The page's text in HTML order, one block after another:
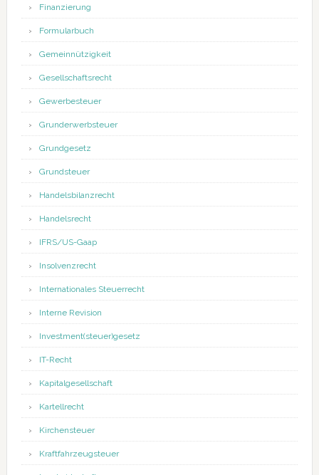
Finanzierung
Formularbuch
Gemeinnützigkeit
Gesellschaftsrecht
Gewerbesteuer
Grunderwerbsteuer
Grundgesetz
Grundsteuer
Handelsbilanzrecht
Handelsrecht
IFRS/US-Gaap
Insolvenzrecht
Internationales Steuerrecht
Interne Revision
Investment(steuer)gesetz
IT-Recht
Kapitalgesellschaft
Kartellrecht
Kirchensteuer
Kraftfahrzeugsteuer